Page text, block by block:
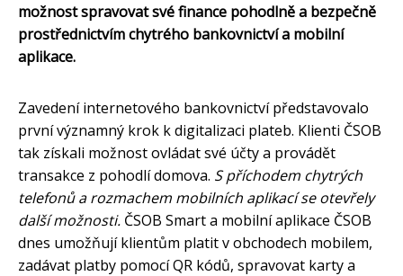
možnost spravovat své finance pohodlně a bezpečně
prostřednictvím chytrého bankovnictví a mobilní
aplikace.
Zavedení internetového bankovnictví představovalo
první významný krok k digitalizaci plateb. Klienti ČSOB
tak získali možnost ovládat své účty a provádět
transakce z pohodlí domova. S příchodem chytrých
telefonů a rozmachem mobilních aplikací se otevřely
další možnosti. ČSOB Smart a mobilní aplikace ČSOB
dnes umožňují klientům platit v obchodech mobilem,
zadávat platby pomocí QR kódů, spravovat karty a